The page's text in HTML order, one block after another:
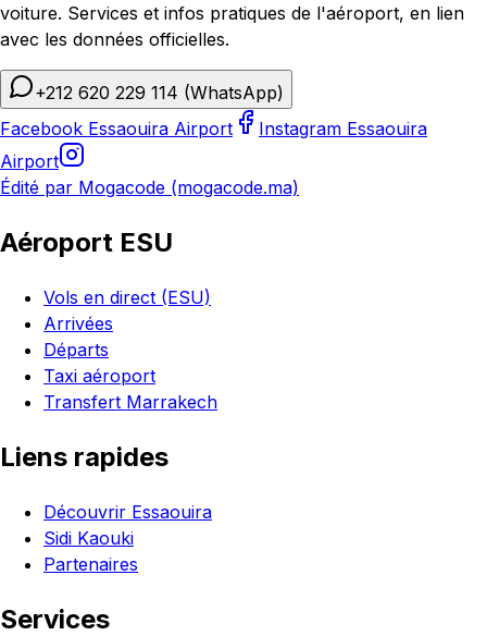
voiture. Services et infos pratiques de l'aéroport, en lien
avec les données officielles.
+212 620 229 114 (WhatsApp)
Facebook Essaouira Airport
Instagram Essaouira
Airport
Édité par Mogacode (mogacode.ma)
Aéroport ESU
Vols en direct (ESU)
Arrivées
Départs
Taxi aéroport
Transfert Marrakech
Liens rapides
Découvrir Essaouira
Sidi Kaouki
Partenaires
Services